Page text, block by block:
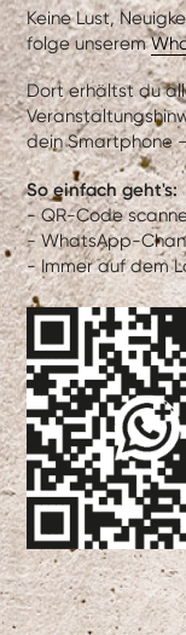
Keine Lust,
folge unserem
Dort erhältst du
dein Smartphone
So einfach geht's:
- QR-Code
- WhatsApp-
- Immer auf dem